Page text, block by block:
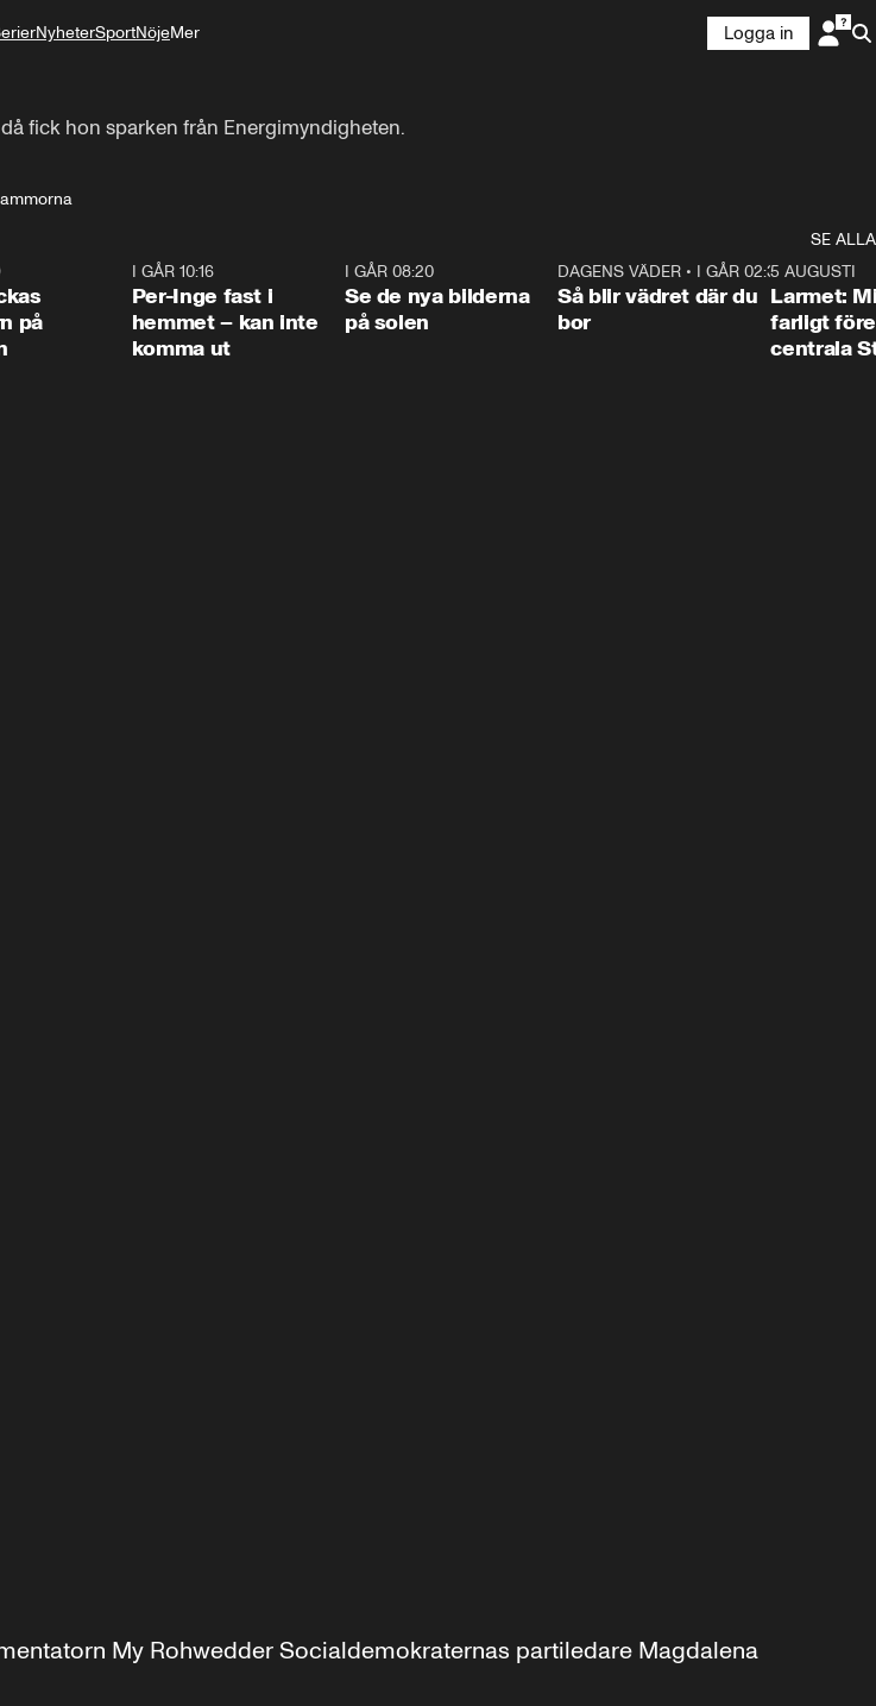
NyheterSportNöjeMer
Logga in
fick hon sparken från Energimyndigheten.
SE ALLA
på
I GÅR 10:16
Per-Inge fast i
hemmet – kan inte
komma ut
I GÅR 08:20
Se de nya bilderna
på solen
1:06
DAGENS VÄDER • I GÅR 02:30
Så blir vädret där du
bor
5 AUGUSTI
Larmet:
farligt
centrala
My Rohwedder Socialdemokraternas partiledare Magdalena